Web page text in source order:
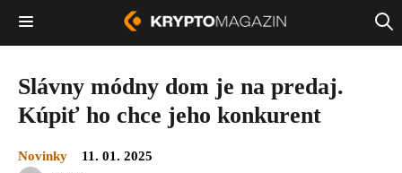
Slávny módny dom je na predaj.
Kúpiť ho chce jeho konkurent
Novinky
11. 01. 2025